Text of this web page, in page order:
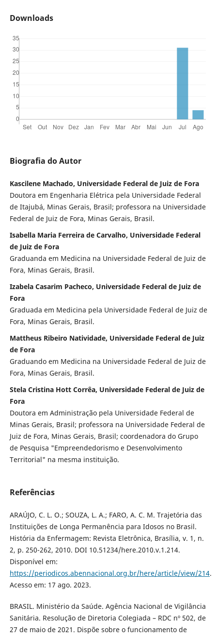
Downloads
Biografia do Autor
Kascilene Machado, Universidade Federal de Juiz de Fora
Doutora em Engenharia Elétrica pela Universidade Federal
de Itajubá, Minas Gerais, Brasil; professora na Universidade
Federal de Juiz de Fora, Minas Gerais, Brasil.
Isabella Maria Ferreira de Carvalho, Universidade Federal
de Juiz de Fora
Graduanda em Medicina na Universidade Federal de Juiz de
Fora, Minas Gerais, Brasil.
Izabela Casarim Pacheco, Universidade Federal de Juiz de
Fora
Graduada em Medicina pela Universidade Federal de Juiz de
Fora, Minas Gerais, Brasil.
Mattheus Ribeiro Natividade, Universidade Federal de Juiz
de Fora
Graduando em Medicina na Universidade Federal de Juiz de
Fora, Minas Gerais, Brasil.
Stela Cristina Hott Corrêa, Universidade Federal de Juiz de
Fora
Doutora em Administração pela Universidade Federal de
Minas Gerais, Brasil; professora na Universidade Federal de
Juiz de Fora, Minas Gerais, Brasil; coordenadora do Grupo
de Pesquisa "Empreendedorismo e Desenvolvimento
Territorial" na mesma instituição.
Referências
ARAÚJO, C. L. O.; SOUZA, L. A.; FARO, A. C. M. Trajetória das
Instituições de Longa Permanência para Idosos no Brasil.
História da Enfermagem: Revista Eletrônica, Brasília, v. 1, n.
2, p. 250-262, 2010. DOI 10.51234/here.2010.v.1.214.
Disponível em:
https://periodicos.abennacional.org.br/here/article/view/214.
Acesso em: 17 ago. 2023.
BRASIL. Ministério da Saúde. Agência Nacional de Vigilância
Sanitária. Resolução de Diretoria Colegiada – RDC nº 502, de
27 de maio de 2021. Dispõe sobre o funcionamento de